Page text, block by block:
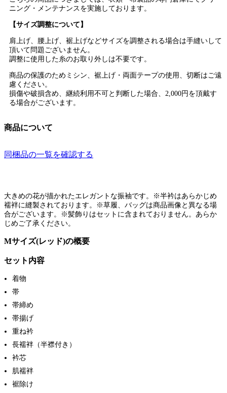
ニング・メンテナンスを実施しております。
【サイズ調整について】
肩上げ、腰上げ、裾上げなどサイズを調整される場合は手縫いして
頂いて問題ございません。
調整に使用した糸のお取り外しは不要です。
商品の保護のためミシン、裾上げ・両面テープの使用、切断はご遠
慮ください。
損傷や破損含め、継続利用不可と判断した場合、2,000円を頂戴す
る場合がございます。
商品について
同梱品の一覧を確認する
大きめの花が描かれたエレガントな振袖です。※半衿はあらかじめ
襦袢に縫製されております。※草履、バッグは商品画像と異なる場
合がございます。※髪飾りはセットに含まれておりません。あらか
じめご了承ください。
Mサイズ(レッド)の概要
セット内容
着物
帯
帯締め
帯揚げ
重ね衿
長襦袢（半襟付き）
衿芯
肌襦袢
裾除け